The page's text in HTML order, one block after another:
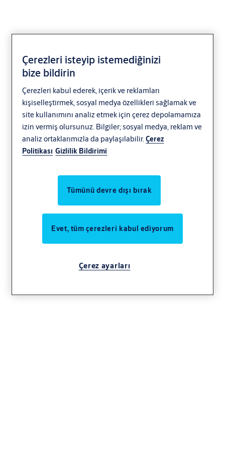
Planet
Çerezleri isteyip istemediğinizi
bize bildirin
Çerezleri kabul ederek, içerik ve reklamları
kişiselleştirmek, sosyal medya özellikleri sağlamak ve
site kullanımını analiz etmek için çerez depolamamıza
izin vermiş olursunuz. Bilgiler; sosyal medya, reklam ve
analiz ortaklarımızla da paylaşılabilir.Çerez
Politikası Gizlilik Bildirimi
Tümünü devre dışı bırak
Evet, tüm çerezleri kabul ediyorum
Çerez ayarları